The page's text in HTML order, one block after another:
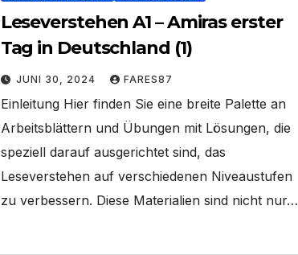
Leseverstehen A1 – Amiras erster
Tag in Deutschland (1)
JUNI 30, 2024 FARES87
Einleitung Hier finden Sie eine breite Palette an
Arbeitsblättern und Übungen mit Lösungen, die
speziell darauf ausgerichtet sind, das
Leseverstehen auf verschiedenen Niveaustufen
zu verbessern. Diese Materialien sind nicht nur…